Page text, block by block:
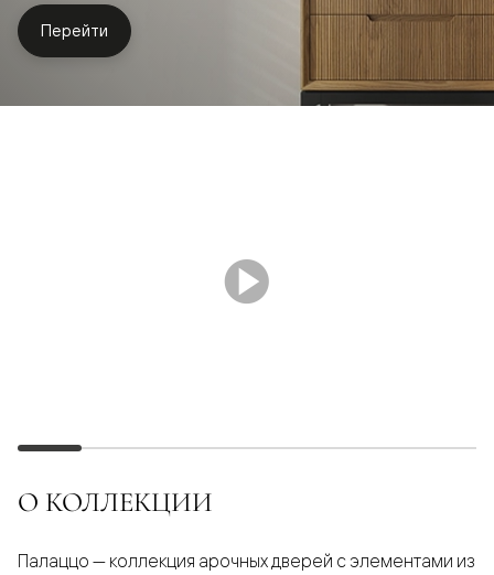
Перейти
О КОЛЛЕКЦИИ
Палаццо — коллекция арочных дверей с элементами из